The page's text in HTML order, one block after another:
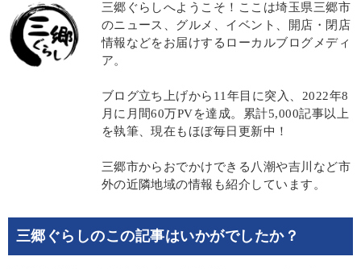
三郷ぐらしへようこそ！ここは埼玉県三郷市
のニュース、グルメ、イベント、開店・閉店
情報などをお届けするローカルブログメディ
ア。
ブログ立ち上げから11年目に突入、2022年8
月に月間60万PVを達成。累計5,000記事以上
を執筆、現在もほぼ毎日更新中！
三郷市からおでかけできる八潮や吉川など市
外の近隣地域の情報も紹介しています。
三郷ぐらしのこの記事はいかがでしたか？